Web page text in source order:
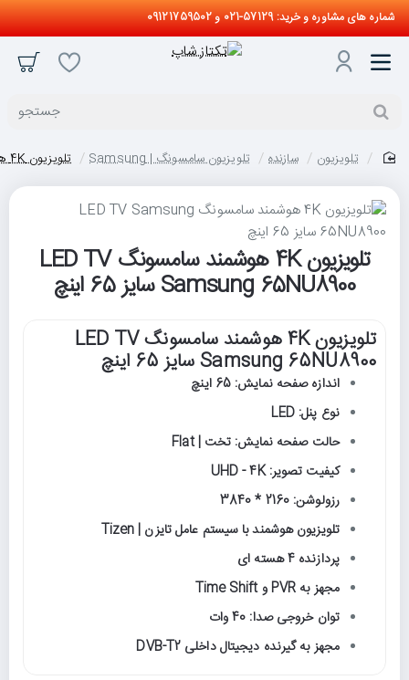
شماره های مشاوره و خرید: 57129-021 و 09121759502
جستجو
تلویزیون سازنده تلویزیون سامسونگ | Samsung تلویزیون 4K هوشمند سامسونگ LED TV Samsung 65NU8900 سایز 65 اینچ
تلویزیون 4K هوشمند سامسونگ LED TV
Samsung 65NU8900 سایز 65 اینچ
تلویزیون 4K هوشمند سامسونگ LED TV
Samsung 65NU8900 سایز 65 اینچ
اندازه صفحه نمایش: 65 اینچ
نوع پنل: LED
حالت صفحه نمایش: تخت | Flat
کیفیت تصویر: UHD - 4K
رزولوشن: 2160 * 3840
تلویزیون هوشمند با سیستم عامل تایزن | Tizen
پردازنده 4 هسته ای
مجهز به PVR و Time Shift
توان خروجی صدا: 40 وات
مجهز به گیرنده دیجیتال داخلی DVB-T2